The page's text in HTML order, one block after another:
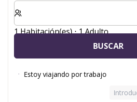
Seleccione el número de
1 Habitación(es) ⋅ 1 Adulto
BUSCAR
Estoy viajando por trabajo